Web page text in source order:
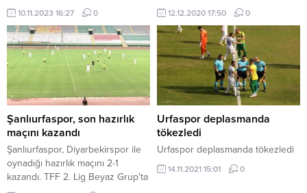
ligin 12’nci haftasında cumartesi
günü Ümraniyespor ile
karşılaşacak. 11 Nisan
Stadyumu’nda saat 16.00’da
oynanacak karşılaşmanın
hakemleri açıklandı. Maçta
Oğuzhar Çakır düdük çalacak.
Çakır’ın yardımcılıklarını Kadir
Beyaz ve Haydar Avcı yapacak.
Maçın dördüncü hakemi ise
Süleyman Bahadır. 11 lig...
10.11.2023 16:27 0 12.12.2020 17:50 0
Şanlıurfaspor, son hazırlık
maçını kazandı
Şanlıurfaspor, Diyarbekirspor ile
oynadığı hazırlık maçını 2-1
kazandı. TFF 2. Lig Beyaz Grup’ta
Urfaspor deplasmanda
tökezledi
Urfaspor deplasmanda tökezledi
14.11.2021 15:01 0